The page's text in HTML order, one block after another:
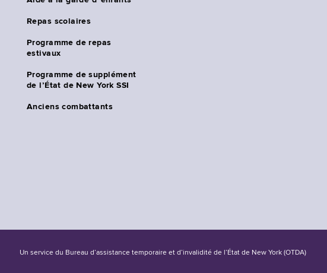
Repas scolaires
Programme de repas
estivaux
Programme de supplément
de l’État de New York SSI
Anciens combattants
Un service du Bureau d’assistance temporaire et d’invalidité de l’État de New York (OTDA)